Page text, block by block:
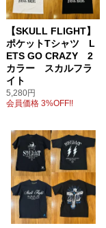
【SKULL FLIGHT】
ポケットTシャツ L
ETS GO CRAZY 2
カラー スカルフラ
イト
5,280円
会員価格 3%OFF!!